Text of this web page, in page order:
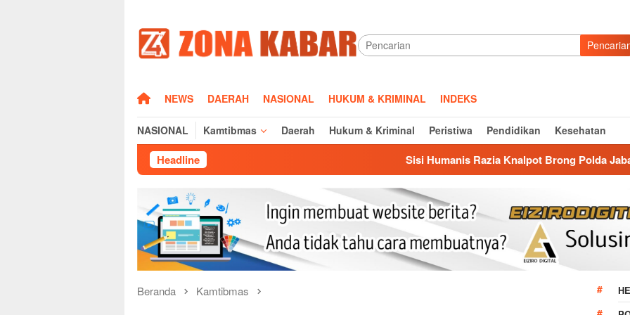
konten
HOMENEWS DAERAH NASIONAL HUKUM & KRIMINAL INDEKS
NASIONAL Kamtibmas Daerah Hukum & Kriminal Peristiwa Pendidikan Kesehatan
Headline Sisi Humanis Razia Knalpot Brong Polda Jabar: Edukasi
Beranda Kamtibmas